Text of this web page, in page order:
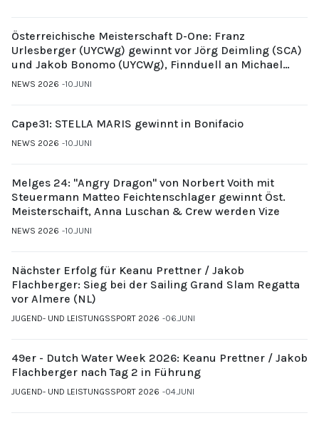
Österreichische Meisterschaft D-One: Franz
Urlesberger (UYCWg) gewinnt vor Jörg Deimling (SCA)
und Jakob Bonomo (UYCWg), Finnduell an Michael
Gubi (UYCMo)
NEWS 2026 10.JUNI
Cape31: STELLA MARIS gewinnt in Bonifacio
NEWS 2026 10.JUNI
Melges 24: "Angry Dragon" von Norbert Voith mit
Steuermann Matteo Feichtenschlager gewinnt Öst.
Meisterschaift, Anna Luschan & Crew werden Vize
NEWS 2026 10.JUNI
Nächster Erfolg für Keanu Prettner / Jakob
Flachberger: Sieg bei der Sailing Grand Slam Regatta
vor Almere (NL)
JUGEND- UND LEISTUNGSSPORT 2026 06.JUNI
49er - Dutch Water Week 2026: Keanu Prettner / Jakob
Flachberger nach Tag 2 in Führung
JUGEND- UND LEISTUNGSSPORT 2026 04.JUNI